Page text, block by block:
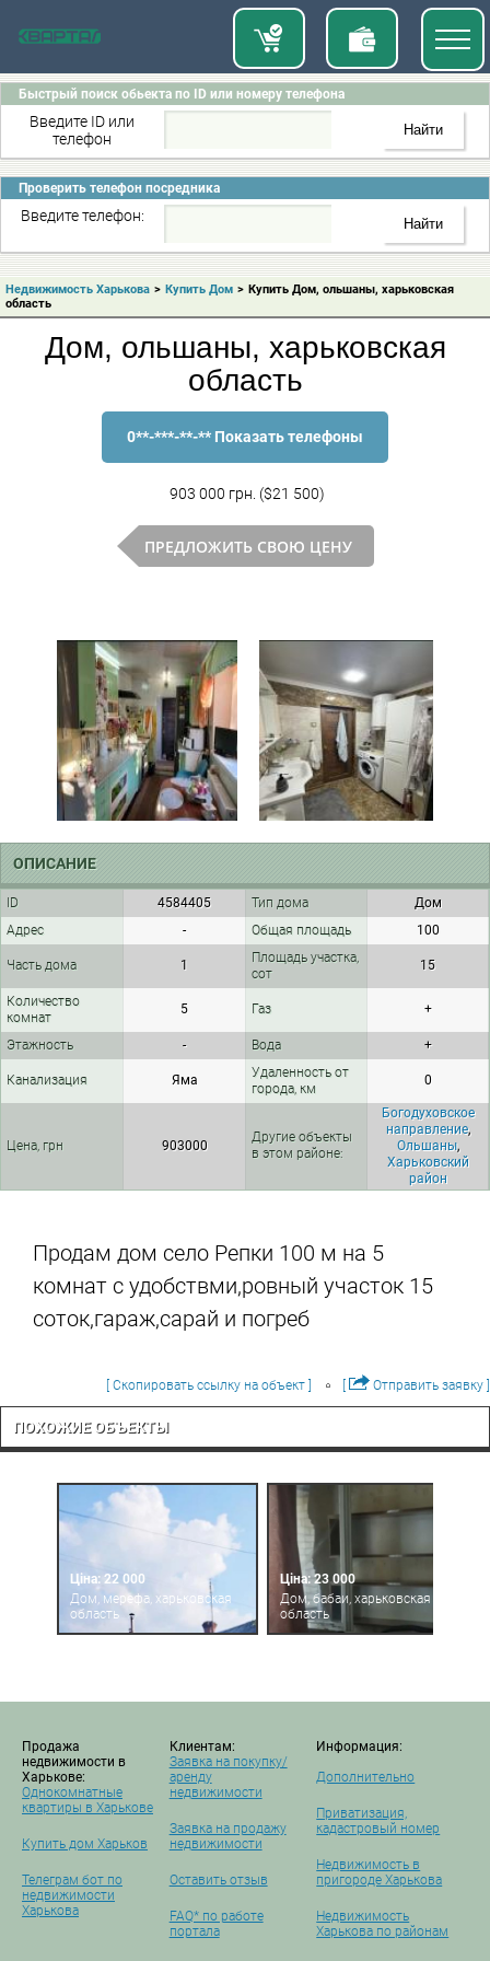
Быстрый поиск обьекта по ID или номеру телефона
Введите ID или
телефон
Проверить телефон посредника
Введите телефон:
Недвижимость Харькова > Купить Дом > Купить Дом, ольшаны, харьковская
область
Дом, ольшаны, харьковская
область
0**-***-**-** Показать телефоны
903 000 грн. ($21 500)
ПРЕДЛОЖИТЬ СВОЮ ЦЕНУ
ОПИСАНИЕ
ID 4584405 Тип дома
Дом
Адрес
- Общая площадь 100
Часть дома 1
Площадь участка,
сот
15
Количество
комнат
5 Газ +
Этажность - Вода +
Канализация Яма
Удаленность от
города, км
0
Цена, грн 903000
Другие объекты
в этом районе:
Богодуховское
направление,
Ольшаны,
Харьковский
район
Продам дом село Репки 100 м на 5
комнат с удобствми,ровный участок 15
соток,гараж,сарай и погреб
[ Скопировать ссылку на объект ] Отправить заявку ]
ПОХОЖИЕ ОБЪЕКТЫ
Ціна: 22 000
Дом, мерефа, харьковская
область
Ціна: 23 000
Дом, бабаи, харьковская
область
Продажа
недвижимости в
Харькове:
Однокомнатные
квартиры в Харькове
Купить дом Харьков
Телеграм бот по
недвижимости
Харькова
Клиентам:
Заявка на покупку/
аренду
недвижимости
Заявка на продажу
недвижимости
Оставить отзыв
FAQ* по работе
портала
Информация:
Дополнительно
Приватизация,
кадастровый номер
Недвижимость в
пригороде Харькова
Недвижимость
Харькова по районам